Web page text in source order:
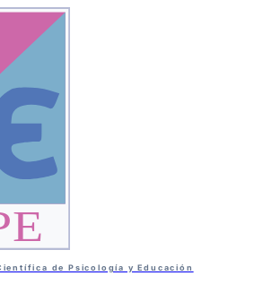
de Psicología y Educación